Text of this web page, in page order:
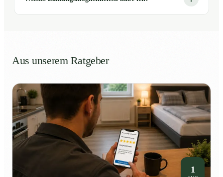
Aus unserem Ratgeber
1